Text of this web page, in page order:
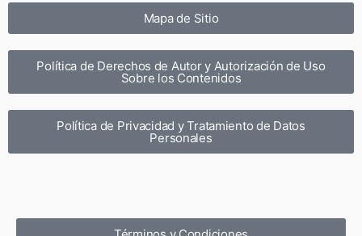
Mapa de Sitio
Política de Derechos de Autor y Autorización de Uso
Sobre los Contenidos
Política de Privacidad y Tratamiento de Datos
Personales